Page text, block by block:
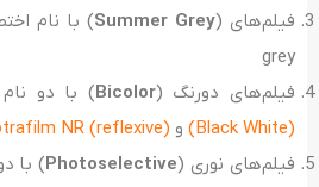
فیلم‌های (Summer Grey
grey
فیلم‌های دورنگ (Bicolor) با دو
(Black White) و NR (reflexive)
فیلم‌های نوری (Photoselective) با